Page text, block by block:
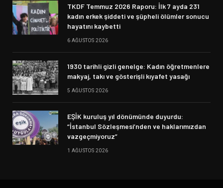
TKDF Temmuz 2026 Raporu: İlk 7 ayda 231
kadın erkek şiddeti ve şüpheli ölümler sonucu
hayatını kaybetti
6 AĞUSTOS 2026
1930 tarihli gizli genelge: Kadın öğretmenlere
makyaj, takı ve gösterişli kıyafet yasağı
5 AĞUSTOS 2026
EŞİK kuruluş yıl dönümünde duyurdu:
“İstanbul Sözleşmesi’nden ve haklarımızdan
vazgeçmiyoruz”
1 AĞUSTOS 2026